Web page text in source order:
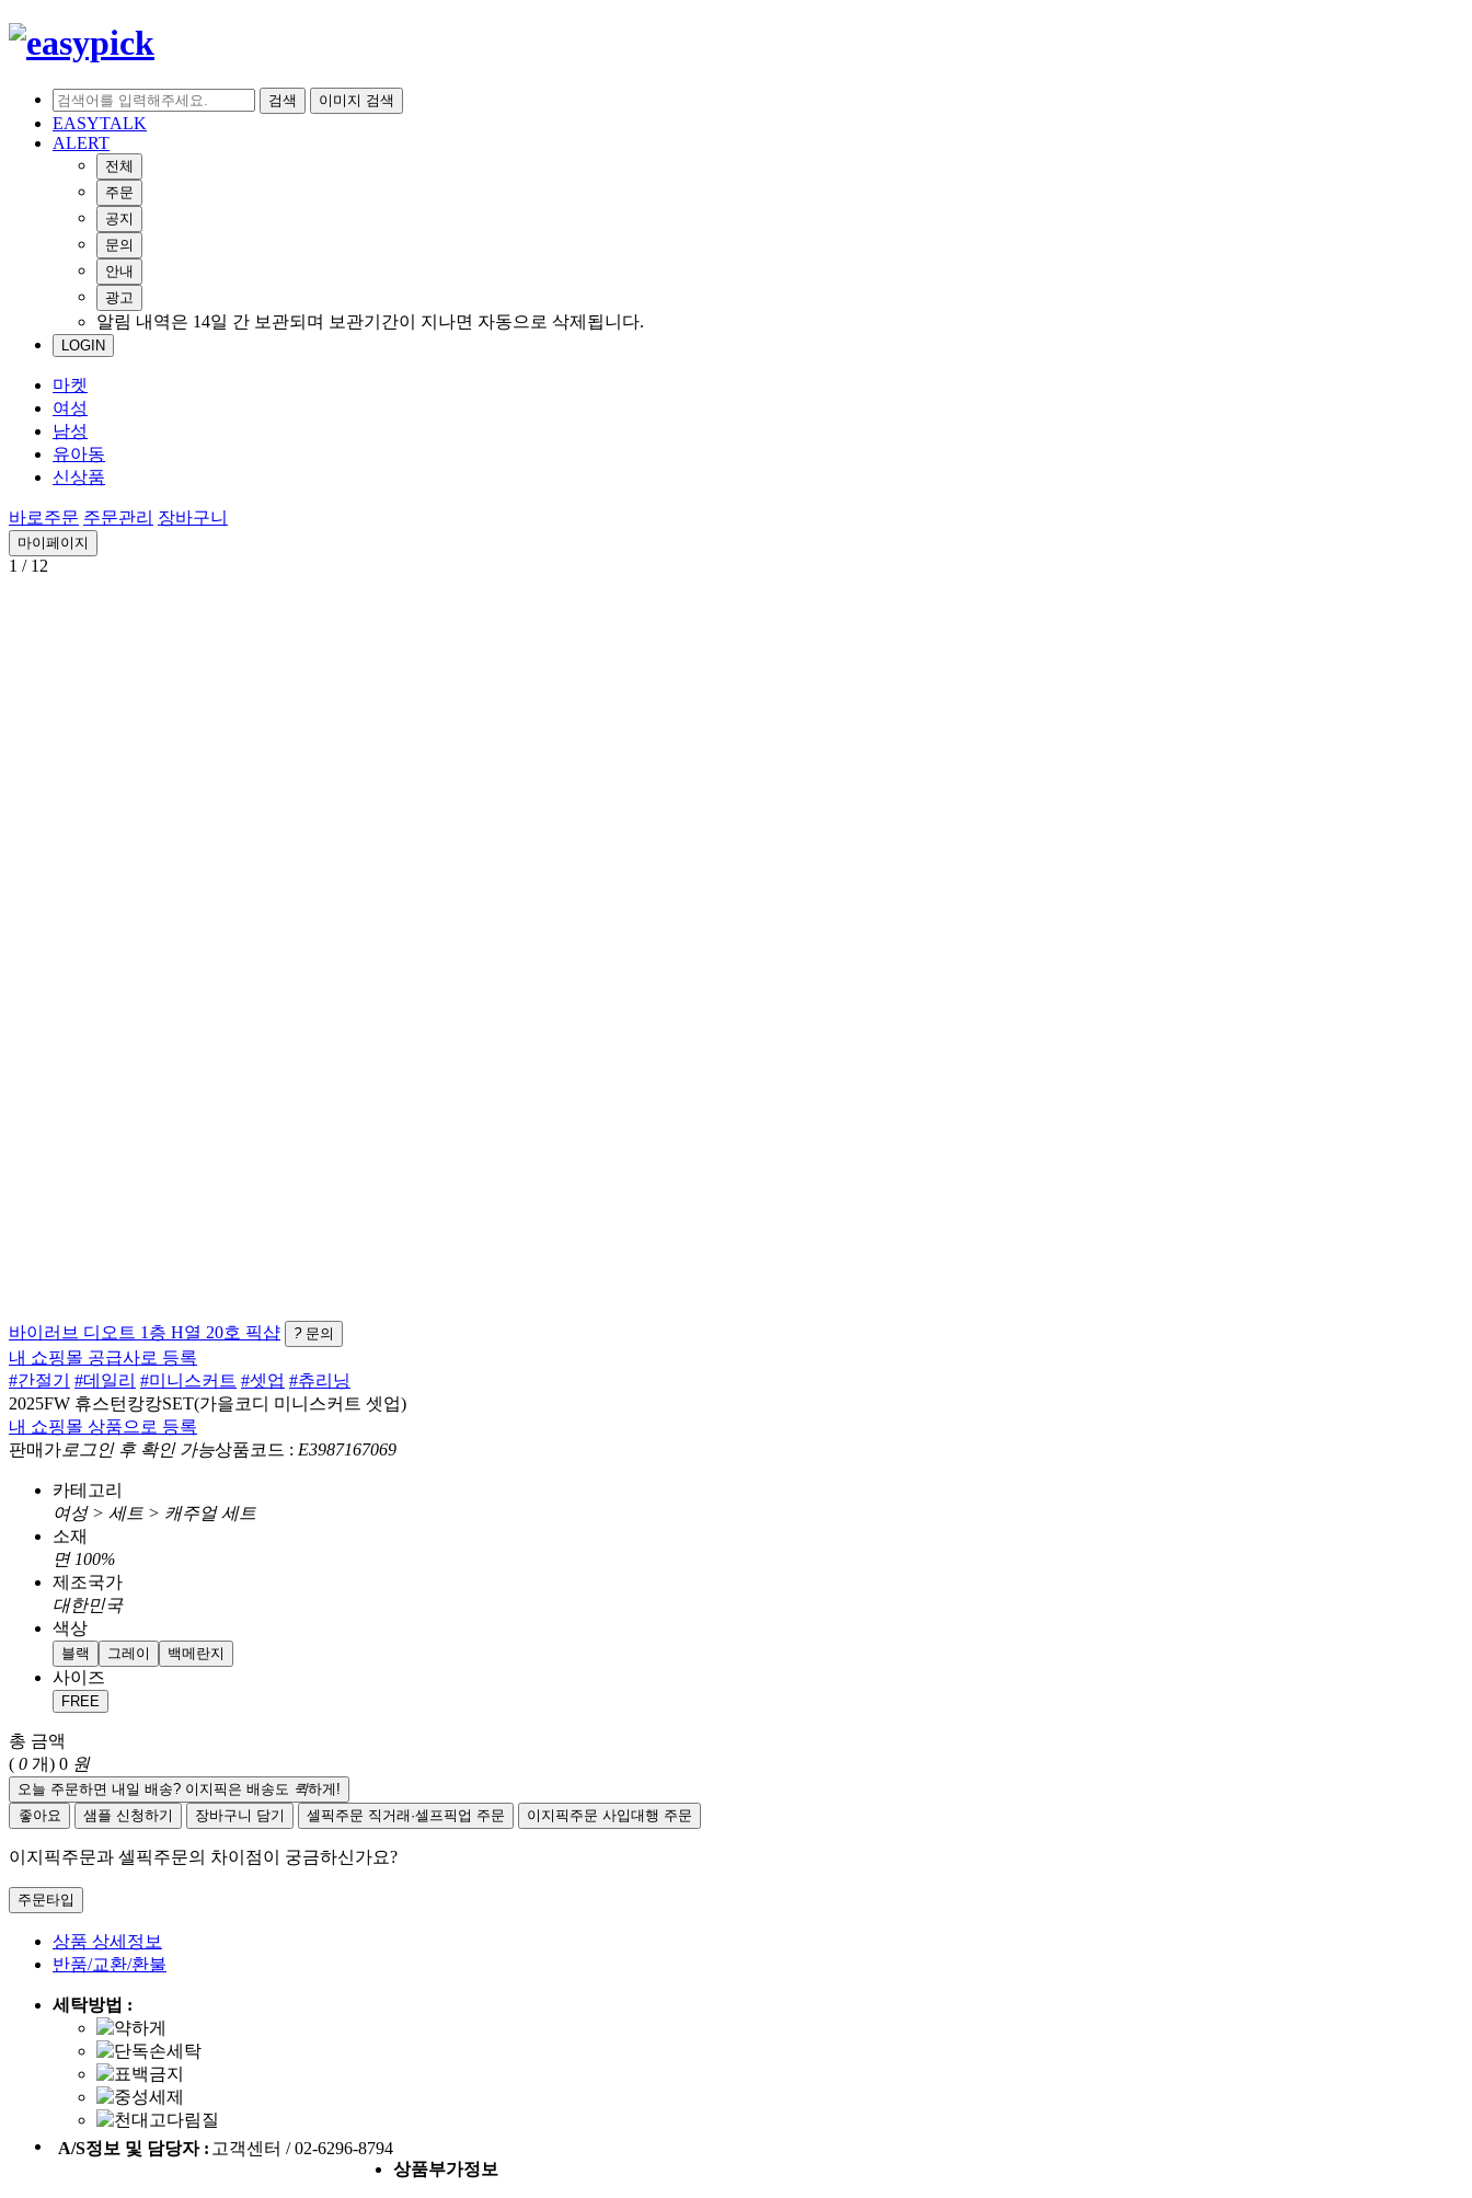
검색 이미지 검색
EASYTALK
ALERT
전체
주문
공지
문의
안내
광고
알림 내역은 14일 간 보관되며 보관기간이 지나면 자동으로 삭제됩니다.
LOGIN
마켓
여성
남성
유아동
신상품
바로주문 주문관리 장바구니
마이페이지
1 / 12
바이러브 디오트 1층 H열 20호 픽샵 ? 문의
내 쇼핑몰 공급사로 등록
#간절기
#데일리 #미니스커트 #셋업 #츄리닝
2025FW 휴스턴캉캉SET(가을코디 미니스커트 셋업)
내 쇼핑몰 상품으로 등록
판매가 로그인 후 확인 가능상품코드 : E3987167069
카테고리
여성 > 세트 > 캐주얼 세트
소재
면 100%
제조국가
대한민국
색상
블랙 그레이 백메란지
사이즈
FREE
총 금액
( 0 개) 0 원
오늘 주문하면 내일 배송? 이지픽은 배송도 퀵하게!
좋아요
샘플 신청하기 장바구니 담기 셀픽주문 직거래·셀프픽업 주문 이지픽주문 사입대행 주문
이지픽주문과 셀픽주문의 차이점이 궁금하신가요?
주문타입
상품 상세정보
반품/교환/환불
세탁방법 :
A/S정보 및 담당자 : 고객센터 / 02-6296-8794
상품부가정보